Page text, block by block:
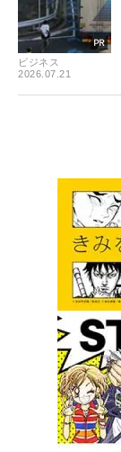
ビジネス
2026.07.21